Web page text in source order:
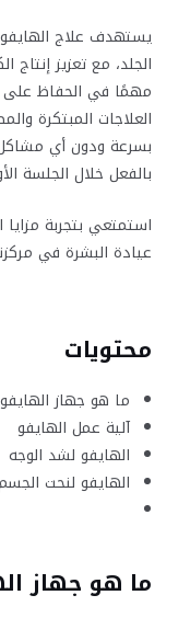
يستهدف علاج
الجلد، مع تعزيز إنتاج
مهمًا في الحفاظ على
العلاجات المبتكرة
بسرعة ودون أي
بالفعل خلال الجلسة
استمتعي بتجربة
عيادة البشرة في
محتويات
ما هو جهاز
آلية عمل الهايفو
الهايفو لشد الوجه
الهايفو لنحت
ما هو جهاز